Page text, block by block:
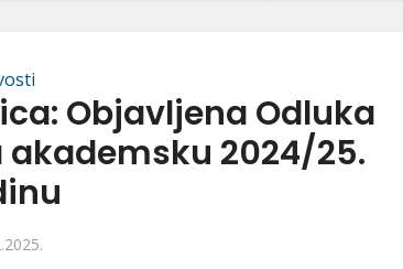
Objavljena Odluka
2024/25.